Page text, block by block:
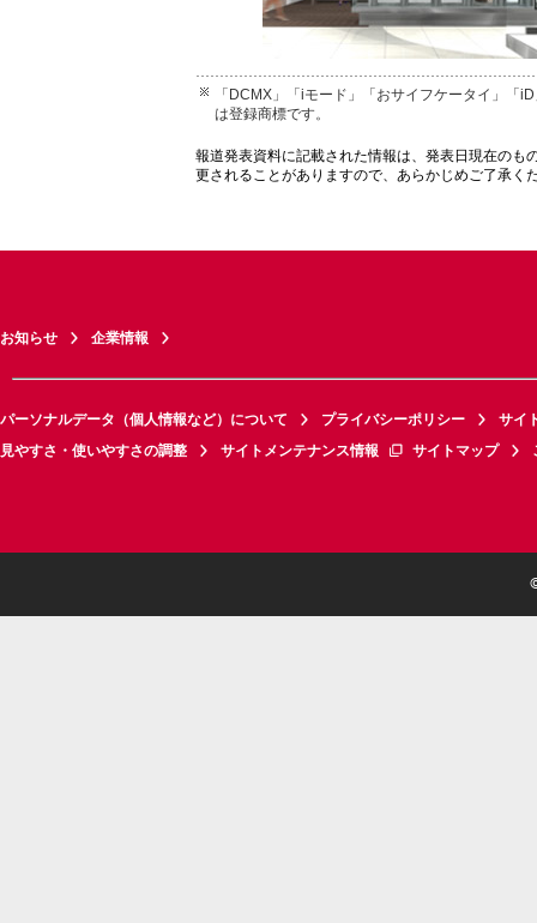
「DCMX」「iモード」「おサイフケータイ」「
は登録商標です。
報道発表資料に記載された情報は、発表日現在のも
更されることがありますので、あらかじめご了承く
お知らせ 企業情報
パーソナルデータ（個人情報など）について プライバシーポリシー
サイ
見やすさ・使いやすさの調整
サイトメンテナンス情報 サイトマップ